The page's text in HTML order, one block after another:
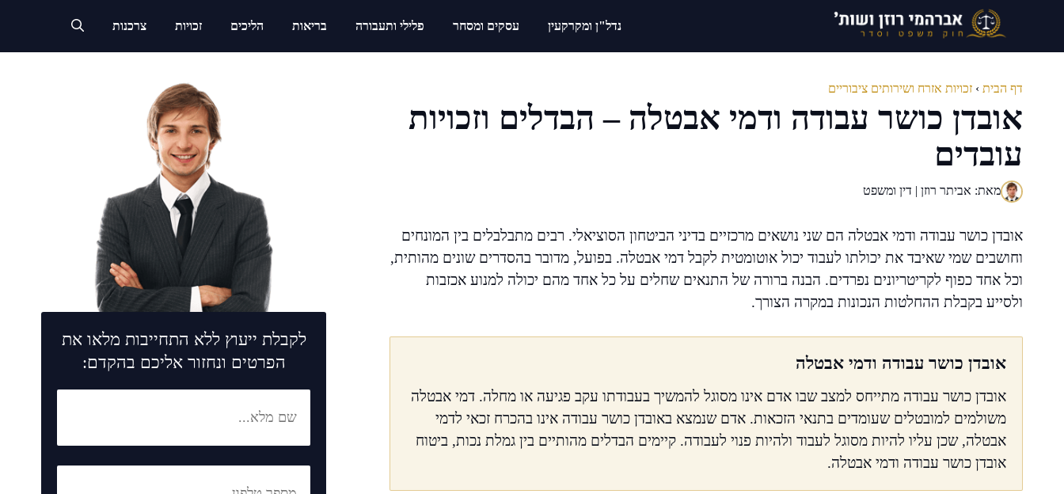
נדל"ן ומקרקעין עסקים ומסחר פלילי ותעבורה בריאות הליכים זכויות צרכנות
דף הבית › זכויות אזרח ושירותים ציבוריים
אובדן כושר עבודה ודמי אבטלה – הבדלים וזכויות
עובדים
מאת: אביתר רוזן | דין ומשפט
אובדן כושר עבודה ודמי אבטלה הם שני נושאים מרכזיים בדיני הביטחון הסוציאלי. רבים מתבלבלים בין המונחים
וחושבים שמי שאיבד את יכולתו לעבוד יכול אוטומטית לקבל דמי אבטלה. בפועל, מדובר בהסדרים שונים מהותית,
וכל אחד כפוף לקריטריונים נפרדים. הבנה ברורה של התנאים שחלים על כל אחד מהם יכולה למנוע אכזבות
ולסייע בקבלת ההחלטות הנכונות במקרה הצורך.
אובדן כושר עבודה ודמי אבטלה
אובדן כושר עבודה מתייחס למצב שבו אדם אינו מסוגל להמשיך בעבודתו עקב פגיעה או מחלה. דמי אבטלה
משולמים למובטלים שעומדים בתנאי הזכאות. אדם שנמצא באובדן כושר עבודה אינו בהכרח זכאי לדמי
אבטלה, שכן עליו להיות מסוגל לעבוד ולהיות פנוי לעבודה. קיימים הבדלים מהותיים בין גמלת נכות, ביטוח
אובדן כושר עבודה ודמי אבטלה.
לקבלת ייעוץ ללא התחייבות מלאו את
הפרטים ונחזור אליכם בהקדם: